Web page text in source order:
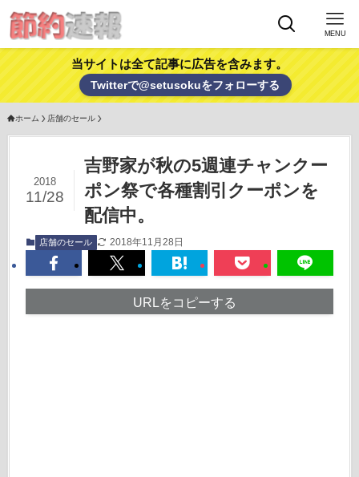
MENU
当サイトは全て記事に広告を含みます。
Twitterで@setusokuをフォローする
ホーム 店舗のセール
吉野家が秋の5週連チャンクー
ポン祭で各種割引クーポンを
配信中。
2018
11/28
店舗のセール 2018年11月28日
URLをコピーする